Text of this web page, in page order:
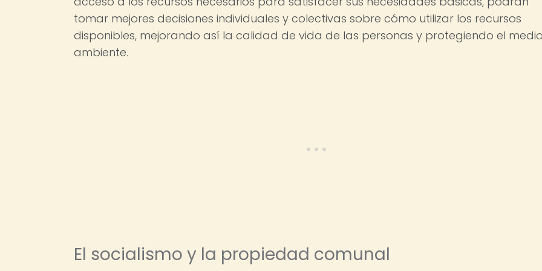
tomar mejores decisiones individuales y colectivas sobre cómo utilizar los recursos
disponibles, mejorando así la calidad de vida de las personas y protegiendo el
ambiente.
El socialismo y la propiedad comunal